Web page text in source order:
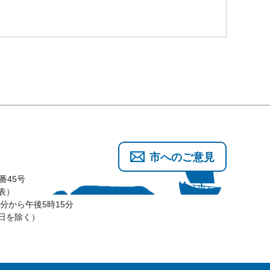
45号
から午後5時15分
を除く）
市へのご意見